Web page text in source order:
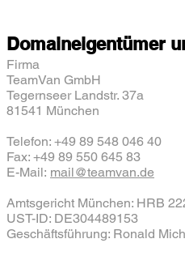
Domaineigentümer
Firma
TeamVan GmbH
Tegernseer Landstr. 37a
81541 München
Telefon: +49 89 548 046 40
Fax: +49 89 550 645 83
E-Mail: mail@teamvan.de
Amtsgericht München: HRB
UST-ID: DE304489153
Geschäftsführung: Ronald